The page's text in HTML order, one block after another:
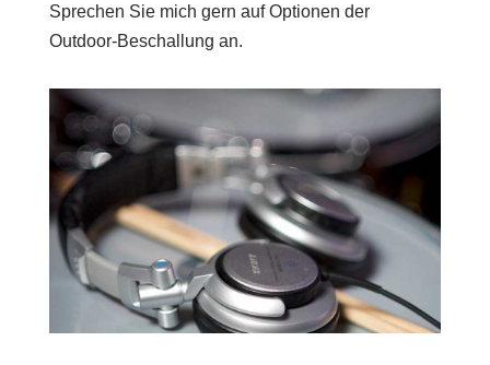
Sprechen Sie mich gern auf Optionen der
Outdoor-Beschallung an.